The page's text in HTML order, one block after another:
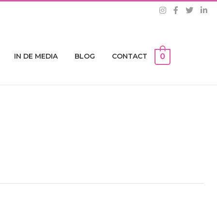
IN DE MEDIA BLOG CONTACT 0